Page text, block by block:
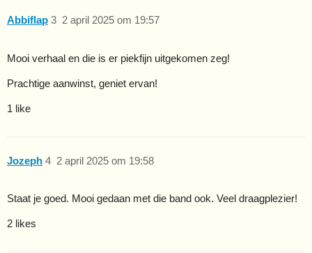
Abbiflap 2 april 2025 om 19:57
3
Mooi verhaal en die is er piekfijn uitgekomen zeg!
Prachtige aanwinst, geniet ervan!
1 like
Jozeph 2 april 2025 om 19:58
4
Staat je goed. Mooi gedaan met die band ook. Veel draagplezier!
2 likes